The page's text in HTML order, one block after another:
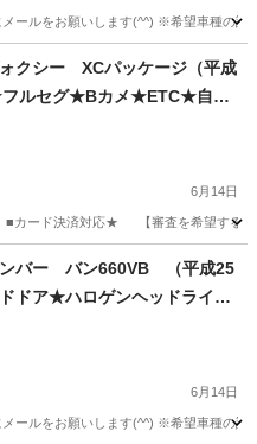
メールをお願いします(^^) ※希望車種
ス
クシー XCパッケージ（平成
ルセグ★Bカメ★ETC★自社
過率９０％★車体だけ販売
える★リモート商談できる
★業者なので安心★カスタム
6月14日
ード決済対応★ 【審査を希望する方
シー 車両
バー バン660VB （平成25
ドア★ハロゲンヘッドライト
ライザー★マニュアルエア
★フロアマット★純正ラジオ
ーン★金利無し★通過率９6月14日
メールをお願いします(^^) ※希望車種